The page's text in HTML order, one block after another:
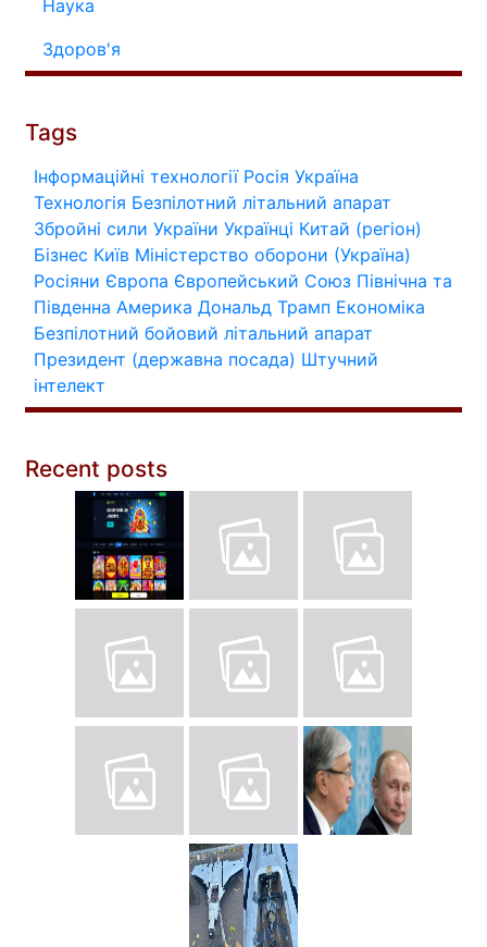
Наука
Здоров'я
Tags
Інформаційні технології Росія Україна
Технологія Безпілотний літальний апарат
Збройні сили України Українці Китай (регіон)
Бізнес Київ Міністерство оборони (Україна)
Росіяни Європа Європейський Союз Північна та
Південна Америка Дональд Трамп Економіка
Безпілотний бойовий літальний апарат
Президент (державна посада) Штучний
інтелект
Recent posts